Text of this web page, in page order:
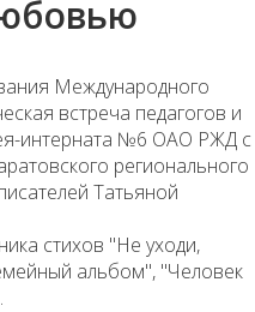
Международного
встреча педагогов и
интерната №6 ОАО РЖД с
регионального
Татьяной
стихов "Не уходи,
альбом", "Человек